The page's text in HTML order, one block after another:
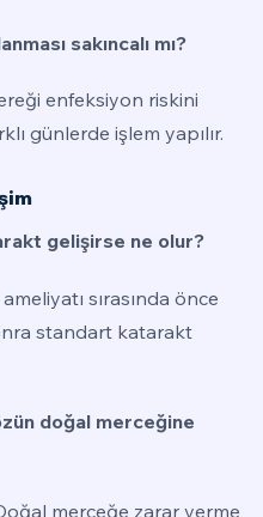
sakıncalı mı?
enfeksiyon riskini
günlerde işlem yapılır.
gelişirse ne olur?
sırasında önce
standart katarakt
doğal merceğine
merceğe zarar verme